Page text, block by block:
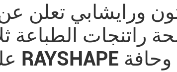
ورايشابي تعلن
الطباعة